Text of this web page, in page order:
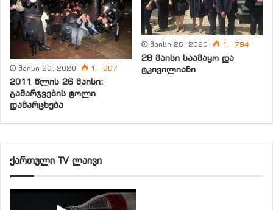
აღნიშნული ინდიკაატორის წილი, ბოლო წლებში
სისტემატურად იზრდება, 2003 წელთან შედარებით
იგი გაიზარდა 12 პროცენტული პუნქტით (2003წ. –
20.0%),თუმცა ჯერაც მნიშვნელოვნად ჩამორჩება
როგორც განვითარებული საბაზრო ეკონომიკის
მქონე ქვეყნების, ისე ჩვენი ქვეყნის ადრეული წლების
ანაზღაურებით შრომითი საქმიანობიდან მიღებულ
შემოსავლებს აქვთ შინამეურნეობათა მთლიან და
ფულად შემოსავლებში:
მაისი 26, 2020 1, 007
2011 წლის 26 მაისი:
გამარჯვების ტოლი
დამარცხება
მაისი 26, 2020 1, 794
26 მაისი საამაყო და
ტკივილიანი
ქართული TV ლაივი